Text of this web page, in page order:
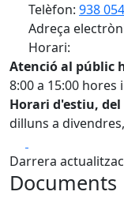
Telèfon: 938
Adreça
Horari:
Atenció al públic
8:00 a 15:00 hores
Horari d'estiu, del
dilluns a
Darrera
Documents